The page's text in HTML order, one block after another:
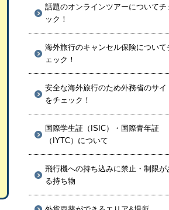
話題のオンラインツアーについてチ
ック！
海外旅行のキャンセル保険について
ェック！
安全な海外旅行のため外務省のサイ
をチェック！
国際学生証（ISIC）・国際青年証
（IYTC）について
飛行機への持ち込みに禁止・制限が
る持ち物